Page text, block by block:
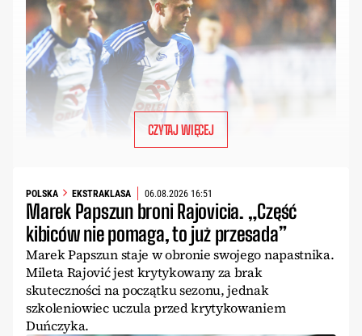
CZYTAJ WIĘCEJ
POLSKA EKSTRAKLASA 06.08.2026 16:51
Marek Papszun broni Rajovicia. „Część
kibiców nie pomaga, to już przesada”
Marek Papszun staje w obronie swojego napastnika.
Mileta Rajović jest krytykowany za brak
skuteczności na początku sezonu, jednak
szkoleniowiec uczula przed krytykowaniem
Duńczyka.